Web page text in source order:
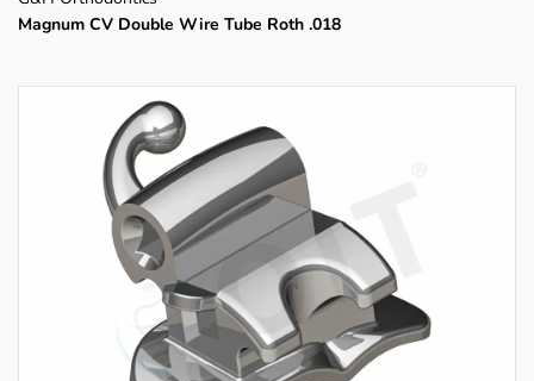
Magnum CV Double Wire Tube Roth .018